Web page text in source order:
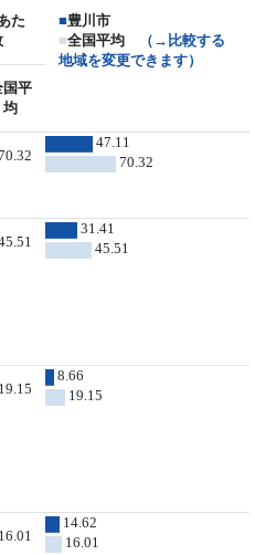
た
■豊川市
■全国平均
（→比較する
地域を変更できます）
国平
均
47.11
70.32
31.41
45.51
19.15
8.66
19.15
16.01
14.62
16.01